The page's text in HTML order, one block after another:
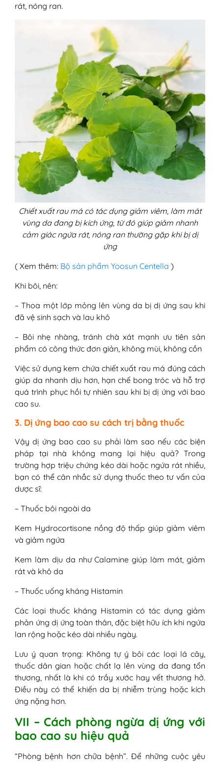
rát, nóng ran.
Chiết xuất rau má có tác dụng giảm viêm, làm mát
vùng da đang bị kích ứng, từ đó giúp giảm nhanh
cảm giác ngứa rát, nóng ran thường gặp khi bị dị
ứng
( Xem thêm: Bộ sản phẩm Yoosun Centella )
Khi bôi, nên:
– Thoa một lớp mỏng lên vùng da bị dị ứng sau khi
đã vệ sinh sạch và lau khô
– Bôi nhẹ nhàng, tránh chà xát mạnh ưu tiên sản
phẩm có công thức đơn giản, không mùi, không cồn
Việc sử dụng kem chứa chiết xuất rau má đúng cách
giúp da nhanh dịu hơn, hạn chế bong tróc và hỗ trợ
quá trình phục hồi tự nhiên sau khi bị dị ứng với bao
cao su.
3. Dị ứng bao cao su cách trị bằng thuốc
Vậy dị ứng bao cao su phải làm sao nếu các biện
pháp tại nhà không mang lại hiệu quả? Trong
trường hợp triệu chứng kéo dài hoặc ngứa rát nhiều,
bạn có thể cân nhắc sử dụng thuốc theo tư vấn của
dược sĩ:
– Thuốc bôi ngoài da
Kem Hydrocortisone nồng độ thấp giúp giảm viêm
và giảm ngứa
Kem làm dịu da như Calamine giúp làm mát, giảm
rát và khô da
– Thuốc uống kháng Histamin
Các loại thuốc kháng Histamin có tác dụng giảm
phản ứng dị ứng toàn thân, đặc biệt hữu ích khi ngứa
lan rộng hoặc kéo dài nhiều ngày.
Lưu ý quan trọng: Không tự ý bôi các loại lá cây,
thuốc dân gian hoặc chất lạ lên vùng da đang tổn
thương, nhất là khi có trầy xước hay vết thương hở.
Điều này có thể khiến da bị nhiễm trùng hoặc kích
ứng nặng hơn.
VII – Cách phòng ngừa dị ứng với
bao cao su hiệu quả
“Phòng bệnh hơn chữa bệnh”. Để những cuộc yêu